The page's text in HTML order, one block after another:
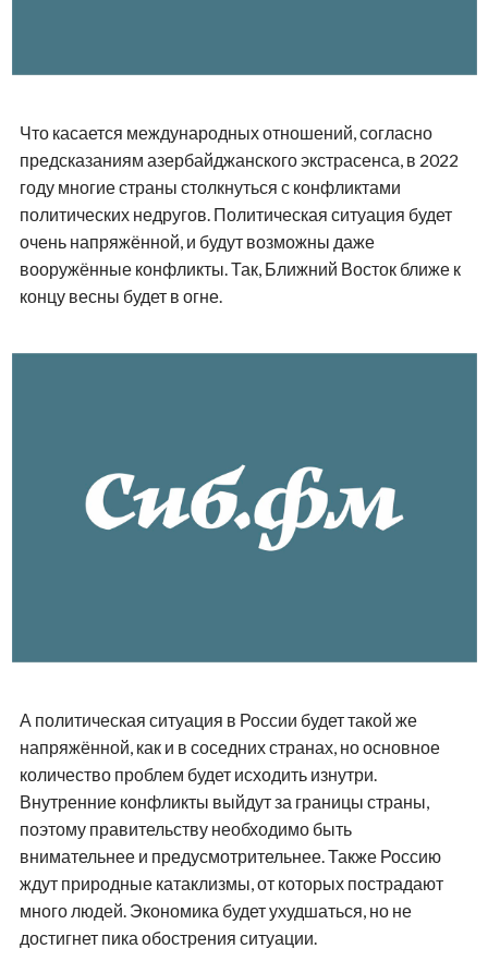
Что касается международных отношений, согласно
предсказаниям азербайджанского экстрасенса, в 2022
году многие страны столкнуться с конфликтами
политических недругов. Политическая ситуация будет
очень напряжённой, и будут возможны даже
вооружённые конфликты. Так, Ближний Восток ближе к
концу весны будет в огне.
А политическая ситуация в России будет такой же
напряжённой, как и в соседних странах, но основное
количество проблем будет исходить изнутри.
Внутренние конфликты выйдут за границы страны,
поэтому правительству необходимо быть
внимательнее и предусмотрительнее. Также Россию
ждут природные катаклизмы, от которых пострадают
много людей. Экономика будет ухудшаться, но не
достигнет пика обострения ситуации.